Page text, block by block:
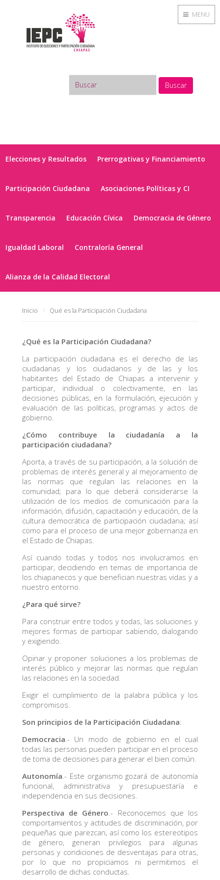
Buscar
Elecciones y Resultados Prerrogativas y Financiamiento
Participación Ciudadana Asociaciones Políticas y CI
Transparencia Educación Cívica Democracia de Género
Igualdad Laboral Contraloría General
Alianza de la Calidad Electoral
Inicio Qué es la Participación Ciudadana
¿Qué es la Participación Ciudadana?
La participación ciudadana es el derecho de las
ciudadanas y los ciudadanos y de las y los
habitantes del Estado de Chiapas a intervenir y
participar, individual o colectivamente, en las
decisiones públicas, en la formulación, ejecución y
evaluación de las políticas, programas y actos de
gobierno.
¿Cómo contribuye la ciudadanía a la
participación ciudadana?
Aporta, a través de su participación, a la solución de
problemas de interés general y al mejoramiento de
las normas que regulan las relaciones en la
comunidad; para lo que deberá considerarse la
utilización de los medios de comunicación para la
información, difusión, capacitación y educación, de la
cultura democrática de participación ciudadana; así
como para el proceso de una mejor gobernanza en
el Estado de Chiapas.
Así cuando todas y todos nos involucramos en
participar, decidiendo en temas de importancia de
los chiapanecos y que benefician nuestras vidas y a
nuestro entorno.
¿Para qué sirve?
Para construir entre todos y todas, las soluciones y
mejores formas de participar sabiendo, dialogando
y exigiendo.
Opinar y proponer soluciones a los problemas de
interés público y mejorar las normas que regulan
las relaciones en la sociedad.
Exigir el cumplimiento de la palabra pública y los
compromisos.
Son principios de la Participación Ciudadana:
Democracia.- Un modo de gobierno en el cual
todas las personas pueden participar en el proceso
de toma de decisiones para generar el bien común.
Autonomía.- Este organismo gozará de autonomía
funcional, administrativa y presupuestaría e
independencia en sus decisiones.
Perspectiva de Género.- Reconocemos que los
comportamientos y actitudes de discriminación, por
pequeñas que parezcan, así como los estereotipos
de género, generan privilegios para algunas
personas y condiciones de desventajas para otras,
por lo que no propiciamos ni permitimos el
desarrollo de dichas conductas.
MENU